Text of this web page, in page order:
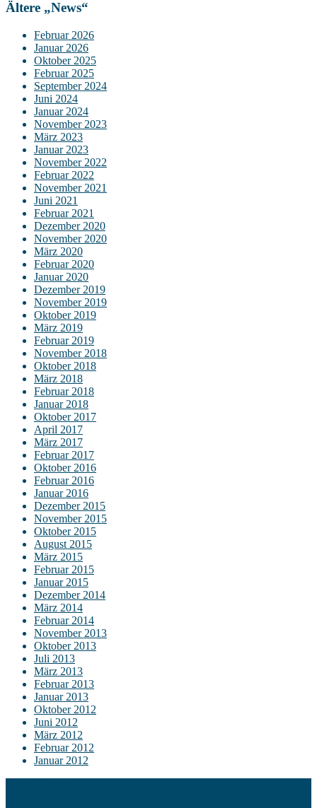
Ältere „News“
Februar 2026
Januar 2026
Oktober 2025
Februar 2025
September 2024
Juni 2024
Januar 2024
November 2023
März 2023
Januar 2023
November 2022
Februar 2022
November 2021
Juni 2021
Februar 2021
Dezember 2020
November 2020
März 2020
Februar 2020
Januar 2020
Dezember 2019
November 2019
Oktober 2019
März 2019
Februar 2019
November 2018
Oktober 2018
März 2018
Februar 2018
Januar 2018
Oktober 2017
April 2017
März 2017
Februar 2017
Oktober 2016
Februar 2016
Januar 2016
Dezember 2015
November 2015
Oktober 2015
August 2015
März 2015
Februar 2015
Januar 2015
Dezember 2014
März 2014
Februar 2014
November 2013
Oktober 2013
Juli 2013
März 2013
Februar 2013
Januar 2013
Oktober 2012
Juni 2012
März 2012
Februar 2012
Januar 2012